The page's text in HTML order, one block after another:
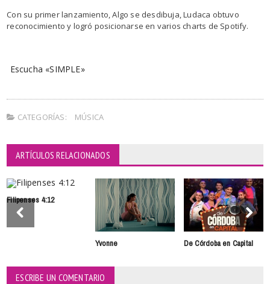
Con su primer lanzamiento, Algo se desdibuja, Ludaca obtuvo
reconocimiento y logró posicionarse en varios charts de Spotify.
Escucha «SIMPLE»
CATEGORÍAS: MÚSICA
ARTÍCULOS RELACIONADOS
Filipenses 4:12
Yvonne De Córdoba en Capital
ESCRIBE UN COMENTARIO